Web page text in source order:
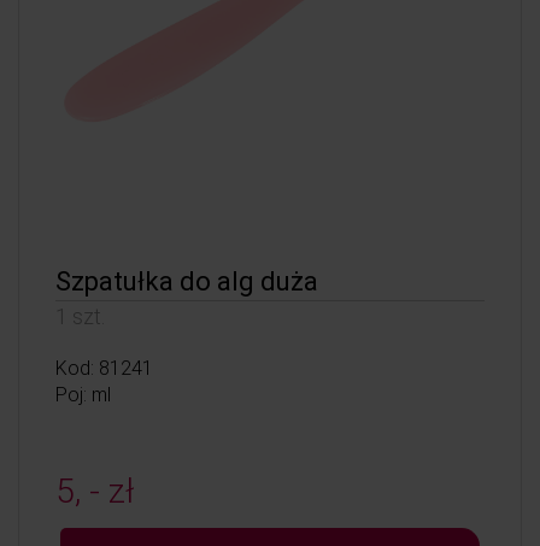
Szpatułka do alg duża
1 szt.
Kod: 81241
Poj: ml
5, - zł